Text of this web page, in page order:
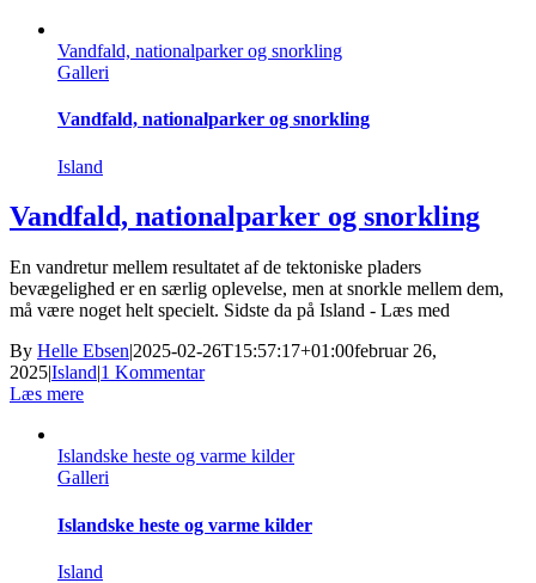
Vandfald, nationalparker og snorkling
Galleri
Vandfald, nationalparker og snorkling
Island
Vandfald, nationalparker og snorkling
En vandretur mellem resultatet af de tektoniske pladers
bevægelighed er en særlig oplevelse, men at snorkle mellem dem,
må være noget helt specielt. Sidste da på Island - Læs med
By Helle Ebsen|2025-02-26T15:57:17+01:00februar 26,
2025|Island|1 Kommentar
Læs mere
Islandske heste og varme kilder
Galleri
Islandske heste og varme kilder
Island